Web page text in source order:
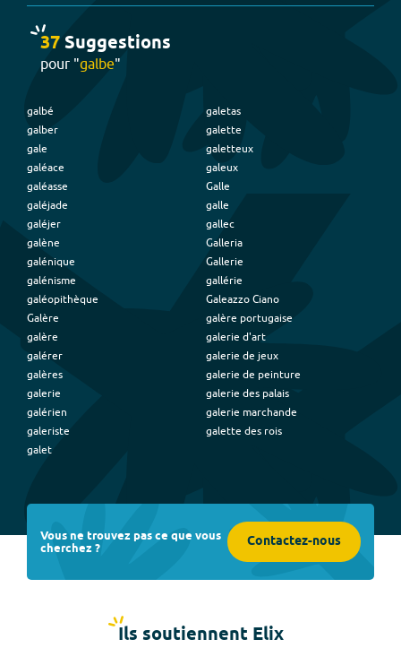
37Suggestions
pour "galbe"
galbé
galber
gale
galéace
galéasse
galéjade
galéjer
galène
galénique
galénisme
galéopithèque
Galère
galère
galérer
galères
galerie
galérien
galeriste
galet
galetas
galette
galetteux
galeux
Galle
galle
gallec
Galleria
Gallerie
gallérie
Galeazzo Ciano
galère portugaise
galerie d'art
galerie de jeux
galerie de peinture
galerie des palais
galerie marchande
galette des rois
Vous ne trouvez pas ce que vous
cherchez ? Contactez-nous
Ils soutiennent Elix